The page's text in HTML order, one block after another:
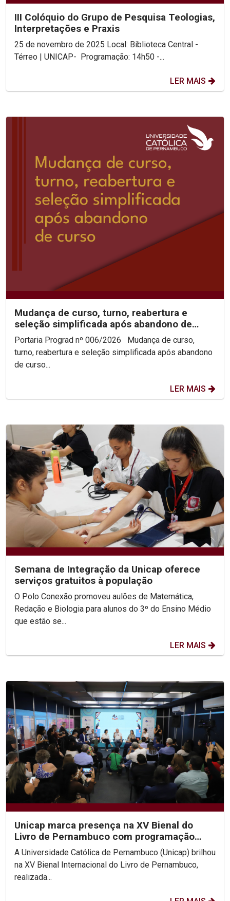
III Colóquio do Grupo de Pesquisa Teologias,
Interpretações e Praxis
25 de novembro de 2025 Local: Biblioteca Central -
Térreo | UNICAP- Programação: 14h50 -...
LER MAIS
Mudança de curso, turno, reabertura e
seleção simplificada após abandono de
curso 2026.2
Portaria Prograd nº 006/2026 Mudança de curso,
turno, reabertura e seleção simplificada após abandono
de curso...
LER MAIS
Semana de Integração da Unicap oferece
serviços gratuitos à população
O Polo Conexão promoveu aulões de Matemática,
Redação e Biologia para alunos do 3º do Ensino Médio
que estão se...
LER MAIS
Unicap marca presença na XV Bienal do
Livro de Pernambuco com programação
diversificada
A Universidade Católica de Pernambuco (Unicap) brilhou
na XV Bienal Internacional do Livro de Pernambuco,
realizada...